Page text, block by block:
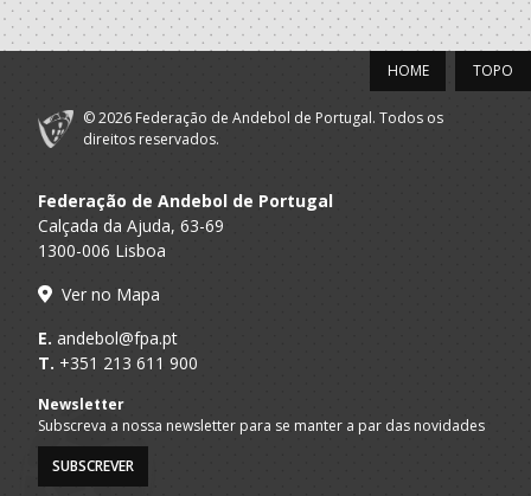
TOPO
HOME
© 2026 Federação de Andebol de Portugal. Todos os
direitos reservados.
Federação de Andebol de Portugal
Calçada da Ajuda, 63-69
1300-006 Lisboa
Ver no Mapa
E. andebol@fpa.pt
T. +351 213 611 900
Newsletter
Subscreva a nossa newsletter para se manter a par das novidades
SUBSCREVER